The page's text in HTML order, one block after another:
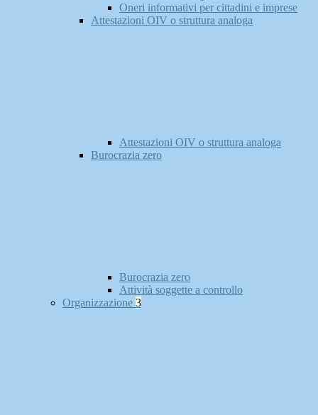
Oneri informativi per cittadini e imprese
Attestazioni OIV o struttura analoga
Attestazioni OIV o struttura analoga
Burocrazia zero
Burocrazia zero
Attività soggette a controllo
Organizzazione 3